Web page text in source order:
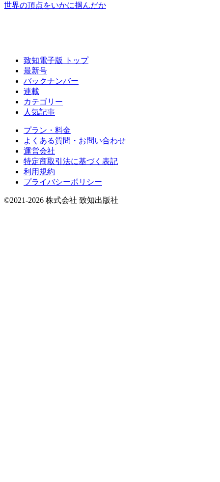
世界の頂点をいかに掴んだか
致知電子版 トップ
最新号
バックナンバー
連載
カテゴリー
人気記事
プラン・料金
よくある質問・お問い合わせ
運営会社
特定商取引法に基づく表記
利用規約
プライバシーポリシー
©2021-2026 株式会社 致知出版社